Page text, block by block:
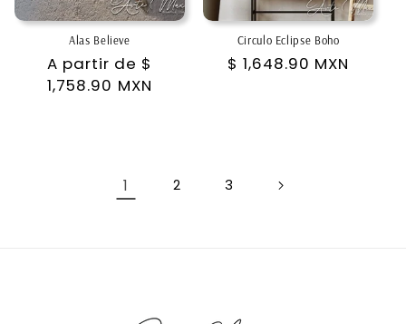
Alas Believe
Precio
habitual
A partir de $
1,758.90 MXN
Circulo Eclipse Boho
Precio
$ 1,648.90 MXN
1 2 3